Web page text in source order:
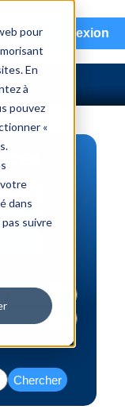
pour
En
à
pouvez
«
dans
suivre
Connexion
Chercher